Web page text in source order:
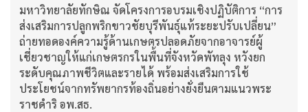
มหาวิทยาลัยทักษิณ จัดโครงการอบรมเชิงปฏิบัติการ “การ
ส่งเสริมการปลูกพริกขาวชัยบุรีพันธุ์แท้ระยะปรับเปลี่ยน”
ถ่ายทอดองค์ความรู้ด้านเกษตรปลอดภัยจากอาจารย์ผู้
เชี่ยวชาญให้แก่เกษตรกรในพื้นที่จังหวัดพัทลุง หวังยก
ระดับคุณภาพชีวิตและรายได้ พร้อมส่งเสริมการใช้
ประโยชน์จากทรัพยากรท้องถิ่นอย่างยั่งยืนตามแนวพระ
ราชดำริ อพ.สธ.